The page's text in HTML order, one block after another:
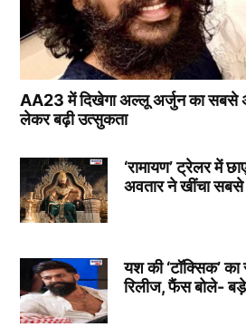
AA23 में दिखेगा अल्लू अर्जुन का सबसे
लेकर बढ़ी उत्सुकता
‘रामायण’ ट्रेलर में
अवतार ने खींचा सबसे
यश की ‘टॉक्सिक’ का
रिलीज, फैंस बोले- बड़े